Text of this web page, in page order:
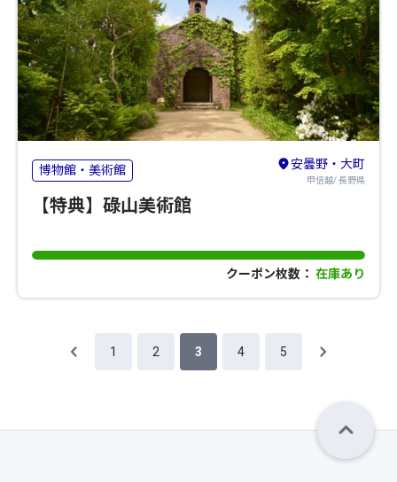
博物館・美術館 安曇野・大町
甲信越/ 長野県
【特典】碌山美術館
クーポン枚数： 在庫あり
1 2 3 4 5